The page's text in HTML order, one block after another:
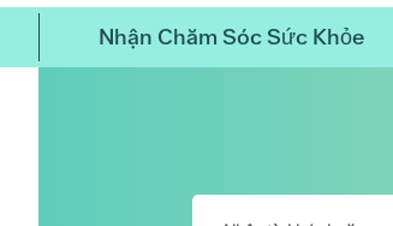
Nhận Chăm Sóc Sức Khỏe